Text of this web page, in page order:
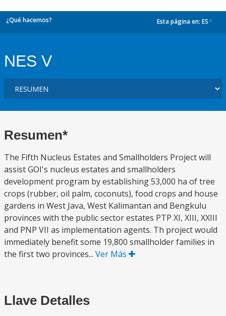
¿Qué hacemos? Esta página en: ES
NES V
Resumen*
The Fifth Nucleus Estates and Smallholders Project will
assist GOI's nucleus estates and smallholders
development program by establishing 53,000 ha of tree
crops (rubber, oil palm, coconuts), food crops and house
gardens in West Java, West Kalimantan and Bengkulu
provinces with the public sector estates PTP XI, XIII, XXIII
and PNP VII as implementation agents. Th project would
immediately benefit some 19,800 smallholder families in
the first two provinces... Ver Más
Llave Detalles